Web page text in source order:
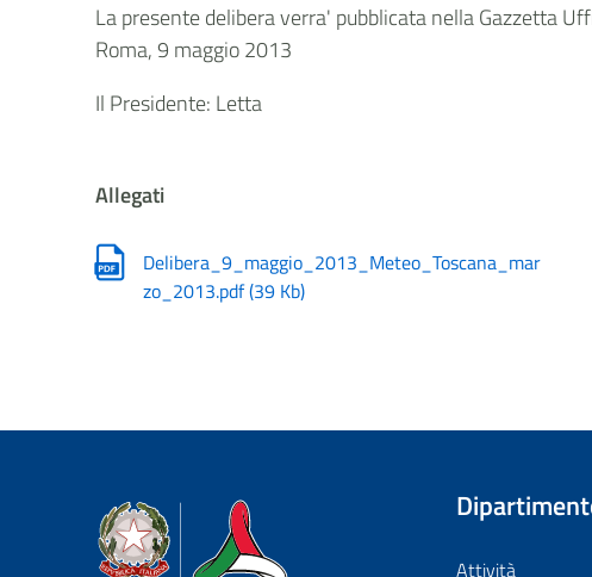
La presente delibera verra' pubblicata nella Gazzetta
Roma, 9 maggio 2013
Il Presidente: Letta
Allegati
Delibera_9_maggio_2013_Meteo_Toscana_mar
zo_2013.pdf(39 Kb)
Dipartimento della Protezione Civile
Attività